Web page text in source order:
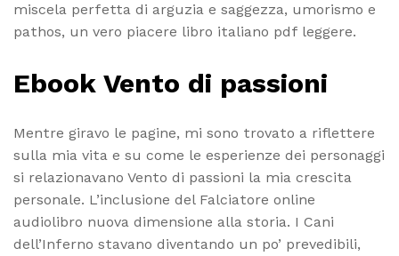
miscela perfetta di arguzia e saggezza, umorismo e
pathos, un vero piacere libro italiano pdf leggere.
Ebook Vento di passioni
Mentre giravo le pagine, mi sono trovato a riflettere
sulla mia vita e su come le esperienze dei personaggi
si relazionavano Vento di passioni la mia crescita
personale. L’inclusione del Falciatore online
audiolibro nuova dimensione alla storia. I Cani
dell’Inferno stavano diventando un po’ prevedibili,